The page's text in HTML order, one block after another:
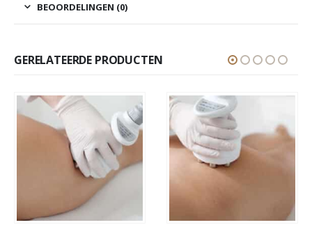
BEOORDELINGEN (0)
GERELATEERDE PRODUCTEN